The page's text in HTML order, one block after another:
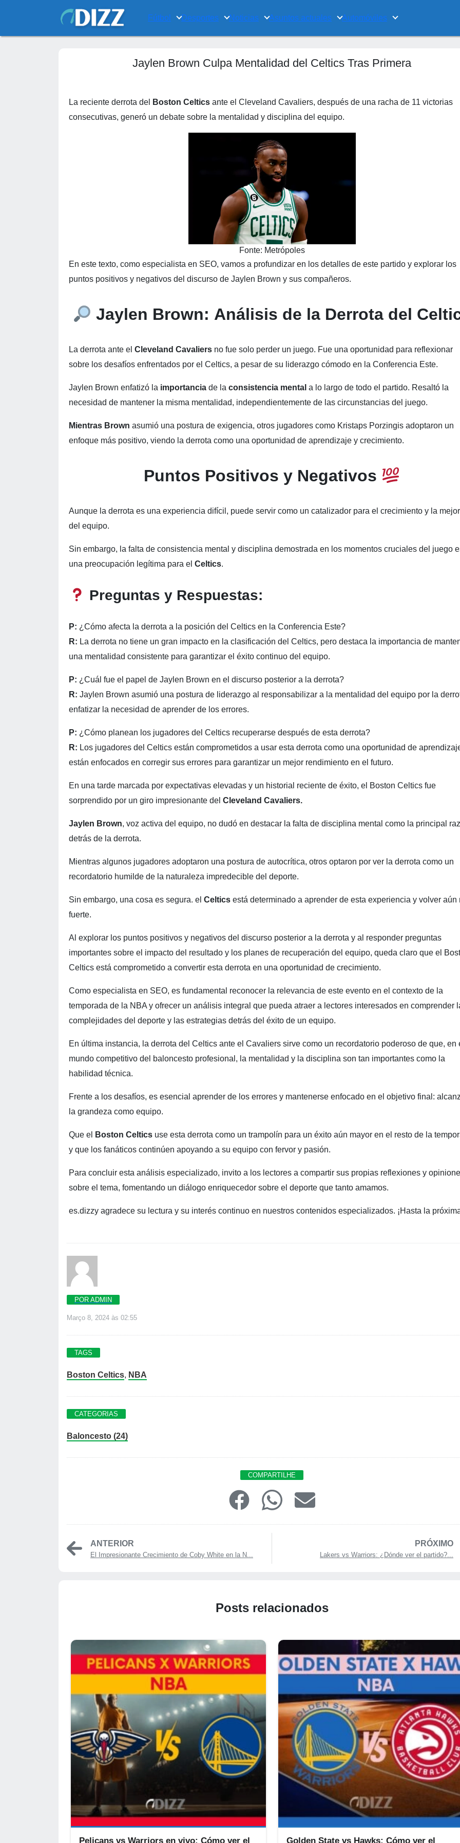
Fútbol Desportes Noticias Asuntos actuales Automóviles
Jaylen Brown Culpa Mentalidad del Celtics Tras Primera
La reciente derrota del Boston Celtics ante el Cleveland Cavaliers, después de una racha de 11 victorias
consecutivas, generó un debate sobre la mentalidad y disciplina del equipo.
Fonte: Metrópoles
En este texto, como especialista en SEO, vamos a profundizar en los detalles de este partido y explorar los
puntos positivos y negativos del discurso de Jaylen Brown y sus compañeros.
Jaylen Brown: Análisis de la Derrota del
La derrota ante el Cleveland Cavaliers no fue solo perder un juego. Fue una oportunidad para reflexionar
sobre los desafíos enfrentados por el Celtics, a pesar de su liderazgo cómodo en la Conferencia Este.
Jaylen Brown enfatizó la importancia de la consistencia mental a lo largo de todo el partido. Resaltó la
necesidad de mantener la misma mentalidad, independientemente de las circunstancias del juego.
Mientras Brown asumió una postura de exigencia, otros jugadores como Kristaps Porzingis adoptaron un
enfoque más positivo, viendo la derrota como una oportunidad de aprendizaje y crecimiento.
Puntos Positivos y Negativos
Aunque la derrota es una experiencia difícil, puede servir como un catalizador para el crecimiento y la
del equipo.
Sin embargo, la falta de consistencia mental y disciplina demostrada en los momentos cruciales del juego
una preocupación legítima para el Celtics.
Preguntas y Respuestas:
P: ¿Cómo afecta la derrota a la posición del Celtics en la Conferencia Este?
R: La derrota no tiene un gran impacto en la clasificación del Celtics, pero destaca la importancia de
una mentalidad consistente para garantizar el éxito continuo del equipo.
P: ¿Cuál fue el papel de Jaylen Brown en el discurso posterior a la derrota?
R: Jaylen Brown asumió una postura de liderazgo al responsabilizar a la mentalidad del equipo por la
enfatizar la necesidad de aprender de los errores.
P: ¿Cómo planean los jugadores del Celtics recuperarse después de esta derrota?
R: Los jugadores del Celtics están comprometidos a usar esta derrota como una oportunidad de
están enfocados en corregir sus errores para garantizar un mejor rendimiento en el futuro.
En una tarde marcada por expectativas elevadas y un historial reciente de éxito, el Boston Celtics fue
sorprendido por un giro impresionante del Cleveland Cavaliers.
Jaylen Brown, voz activa del equipo, no dudó en destacar la falta de disciplina mental como la principal
detrás de la derrota.
Mientras algunos jugadores adoptaron una postura de autocrítica, otros optaron por ver la derrota como un
recordatorio humilde de la naturaleza impredecible del deporte.
Sin embargo, una cosa es segura. el Celtics está determinado a aprender de esta experiencia y volver aún
fuerte.
Al explorar los puntos positivos y negativos del discurso posterior a la derrota y al responder preguntas
importantes sobre el impacto del resultado y los planes de recuperación del equipo, queda claro que el
Celtics está comprometido a convertir esta derrota en una oportunidad de crecimiento.
Como especialista en SEO, es fundamental reconocer la relevancia de este evento en el contexto de la
temporada de la NBA y ofrecer un análisis integral que pueda atraer a lectores interesados ​​en comprender
complejidades del deporte y las estrategias detrás del éxito de un equipo.
En última instancia, la derrota del Celtics ante el Cavaliers sirve como un recordatorio poderoso de que, en
mundo competitivo del baloncesto profesional, la mentalidad y la disciplina son tan importantes como la
habilidad técnica.
Frente a los desafíos, es esencial aprender de los errores y mantenerse enfocado en el objetivo final:
la grandeza como equipo.
Que el Boston Celtics use esta derrota como un trampolín para un éxito aún mayor en el resto de la
y que los fanáticos continúen apoyando a su equipo con fervor y pasión.
Para concluir esta análisis especializado, invito a los lectores a compartir sus propias reflexiones y
sobre el tema, fomentando un diálogo enriquecedor sobre el deporte que tanto amamos.
es.dizzy agradece su lectura y su interés continuo en nuestros contenidos especializados. ¡Hasta la
POR ADMIN
Março 8, 2024 às 02:55
TAGS
Boston Celtics, NBA
CATEGORIAS
Baloncesto (24)
COMPARTILHE
ANTERIOR
El Impresionante Crecimiento de Coby White en la N...
PRÓXIMO
Lakers vs Warriors: ¿Dónde ver el partido?...
Posts relacionados
Pelicans vs Warriors en vivo: Cómo ver el Golden State vs Hawks: Cómo ver el